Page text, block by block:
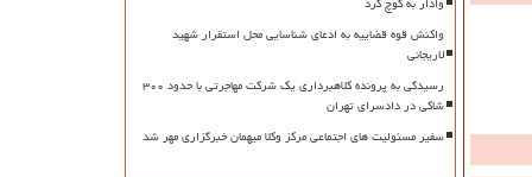
واکنش قوه قضاییه به ادعای شناسایی محل استقرار شهید
لاریجانی
رسیدگی به پرونده کلاهبرداری یک شرکت مهاجرتی با حدود ۳۰۰
شاکی در دادسرای تهران
سفیر مسئولیت های اجتماعی مرکز وکلا میهمان خبرگزاری مهر شد